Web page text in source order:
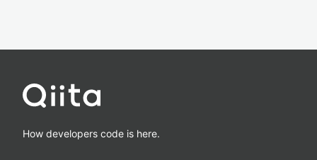
How developers code is here.